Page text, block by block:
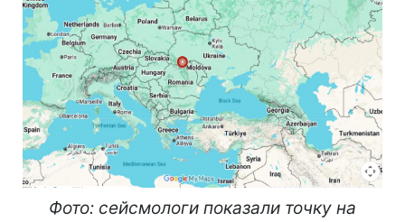
Фото: сейсмологи показали точку на